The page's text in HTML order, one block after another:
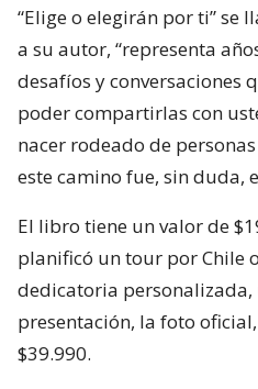
“Elige o elegirán por ti” se
a su autor, “representa
desafíos y conversaciones
poder compartirlas con
nacer rodeado de
este camino fue, sin duda,
El libro tiene un valor de
planificó un tour por Chile
dedicatoria personalizada,
presentación, la foto
$39.990.